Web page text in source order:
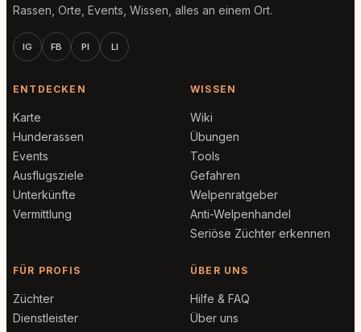
Rassen, Orte, Events, Wissen, alles an einem Ort.
IG FB PI LI
ENTDECKEN
Karte
Hunderassen
Events
Ausflugsziele
Unterkünfte
Vermittlung
WISSEN
Wiki
Übungen
Tools
Gefahren
Welpenratgeber
Anti-Welpenhandel
Seriöse Züchter erkennen
FÜR PROFIS
Züchter
Dienstleister
ÜBER UNS
Hilfe & FAQ
Über uns